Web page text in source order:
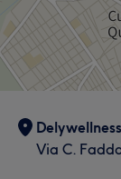
Delywellness
Via C.